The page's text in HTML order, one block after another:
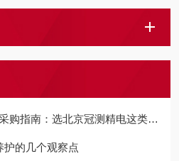
：选北京冠测精电这类靠谱厂家更省心
护的几个观察点